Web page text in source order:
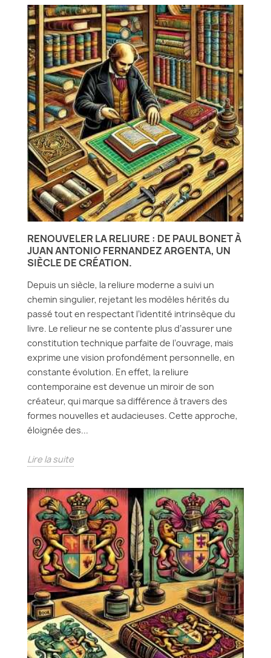
RENOUVELER LA RELIURE : DE PAUL BONET À
JUAN ANTONIO FERNANDEZ ARGENTA, UN
SIÈCLE DE CRÉATION.
Depuis un siècle, la reliure moderne a suivi un
chemin singulier, rejetant les modèles hérités du
passé tout en respectant l’identité intrinsèque du
livre. Le relieur ne se contente plus d’assurer une
constitution technique parfaite de l’ouvrage, mais
exprime une vision profondément personnelle, en
constante évolution. En effet, la reliure
contemporaine est devenue un miroir de son
créateur, qui marque sa différence à travers des
formes nouvelles et audacieuses. Cette approche,
éloignée des...
Lire la suite